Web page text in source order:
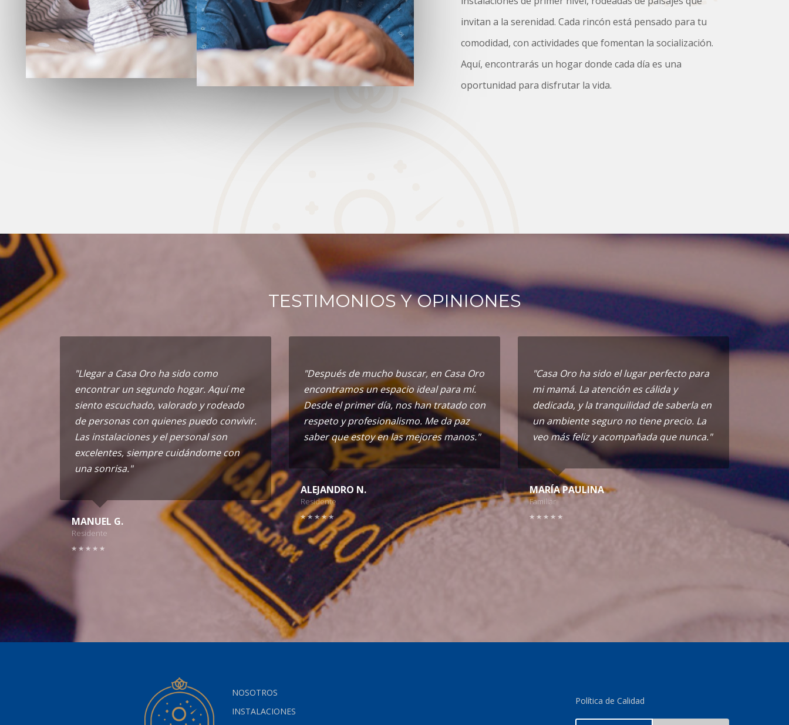
invitan a la serenidad. Cada rincón está pensado para tu
comodidad, con actividades que fomentan la socialización.
Aquí, encontrarás un hogar donde cada día es una
oportunidad para disfrutar la vida.
TESTIMONIOS Y OPINIONES
"Llegar a Casa Oro ha sido como
encontrar un segundo hogar. Aquí me
siento escuchado, valorado y rodeado
de personas con quienes puedo convivir.
Las instalaciones y el personal son
excelentes, siempre cuidándome con
una sonrisa."
MANUEL G.
Residente
"Después de mucho buscar, en Casa Oro
encontramos un espacio ideal para mí.
Desde el primer día, nos han tratado con
respeto y profesionalismo. Me da paz
saber que estoy en las mejores manos."
ALEJANDRO N.
Residente
"Casa Oro ha sido el lugar perfecto para
mi mamá. La atención es cálida y
dedicada, y la tranquilidad de saberla en
un ambiente seguro no tiene precio. La
veo más feliz y acompañada que nunca."
MARÍA PAULINA
Familiar
NOSOTROS
INSTALACIONES
Política de Calidad